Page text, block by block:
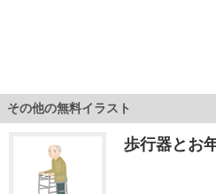
その他の無料イラスト
歩行器とお